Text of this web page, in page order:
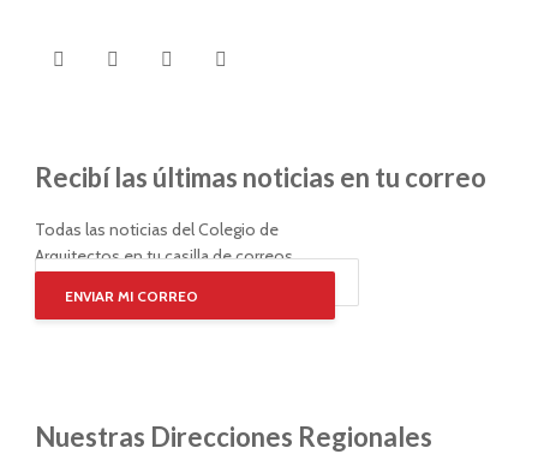
Recibí las últimas noticias en tu correo
Todas las noticias del Colegio de
Arquitectos en tu casilla de correos
ENVIAR MI CORREO
Nuestras Direcciones Regionales